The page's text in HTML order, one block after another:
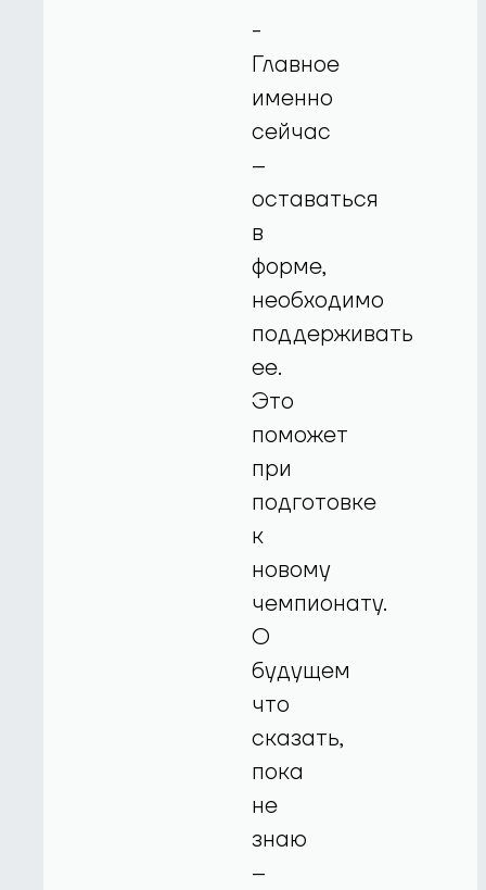
-
Главное
именно
сейчас
–
оставаться
в
форме,
необходимо
поддерживать
ее.
Это
поможет
при
подготовке
к
новому
чемпионату.
О
будущем
что
сказать,
пока
не
знаю
–